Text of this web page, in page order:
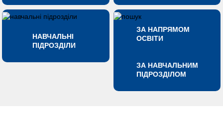
НАВЧАЛЬНІ
ПІДРОЗДІЛИ
ЗА НАПРЯМОМ
ОСВІТИ
ЗА НАВЧАЛЬНИМ
ПІДРОЗДІЛОМ